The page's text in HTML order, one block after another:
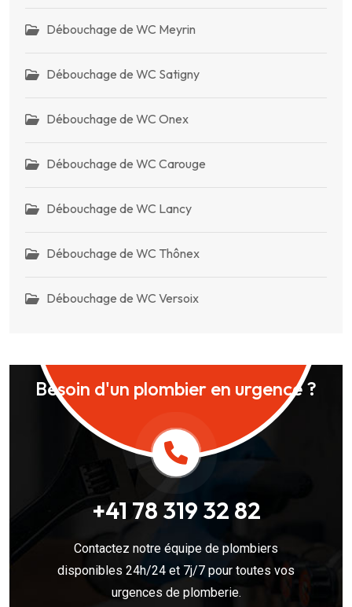
Débouchage de WC Meyrin
Débouchage de WC Satigny
Débouchage de WC Onex
Débouchage de WC Carouge
Débouchage de WC Lancy
Débouchage de WC Thônex
Débouchage de WC Versoix
Besoin d'un plombier en urgence ?
+41 78 319 32 82
Contactez notre équipe de plombiers
disponibles 24h/24 et 7j/7 pour toutes vos
urgences de plomberie.